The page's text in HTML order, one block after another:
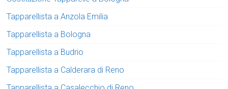
Tapparellista a Anzola Emilia
Tapparellista a Bologna
Tapparellista a Budrio
Tapparellista a Calderara di Reno